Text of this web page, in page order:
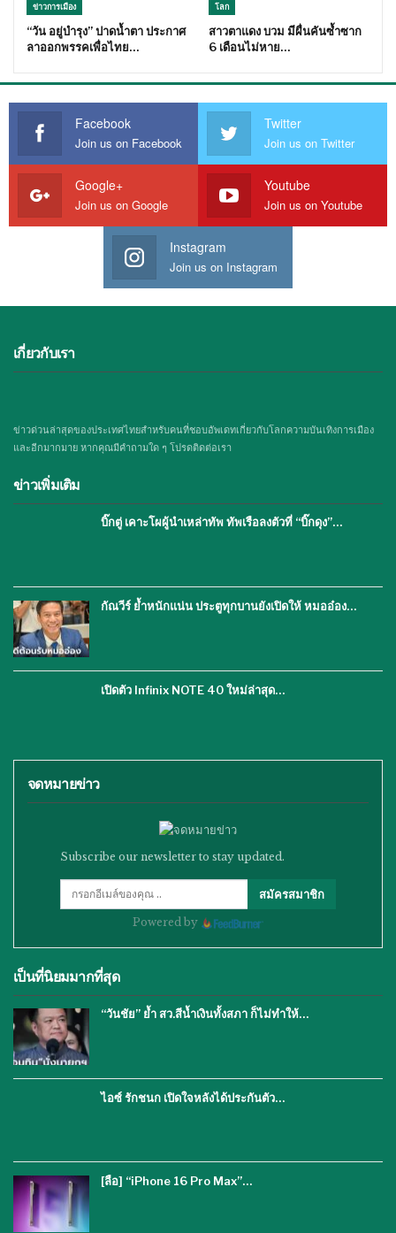
ข่าวการเมือง
“วัน อยู่บำรุง” ปาดน้ำตา ประกาศ
ลาออกพรรคเพื่อไทย…
โลก
สาวตาแดง บวม มีผื่นคันซ้ำซาก
6 เดือนไม่หาย…
Facebook
Join us on Facebook
Twitter
Join us on Twitter
Google+
Join us on Google
Youtube
Join us on Youtube
Instagram
Join us on Instagram
เกี่ยวกับเรา
ข่าวด่วนล่าสุดของประเทศไทยสำหรับคนที่ชอบอัพเดทเกี่ยวกับโลกความบันเทิงการเมือง
และอีกมากมาย หากคุณมีคำถามใด ๆ โปรดติดต่อเรา
ข่าวเพิ่มเติม
บิ๊กตู่ เคาะโผผู้นำเหล่าทัพ ทัพเรือลงตัวที่ “บิ๊กดุง”…
กัณวีร์ ย้ำหนักแน่น ประตูทุกบานยังเปิดให้ หมออ๋อง…
เปิดตัว Infinix NOTE 40 ใหม่ล่าสุด…
จดหมายข่าว
Subscribe our newsletter to stay updated.
สมัครสมาชิก
Powered by
เป็นที่นิยมมากที่สุด
“วันชัย” ย้ำ สว.สีน้ำเงินทั้งสภา ก็ไม่ทำให้…
ไอซ์ รักชนก เปิดใจหลังได้ประกันตัว…
[ลือ] “iPhone 16 Pro Max”…